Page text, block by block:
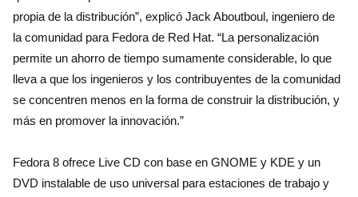
propia de la distribución”, explicó Jack Aboutboul, ingeniero de
la comunidad para Fedora de Red Hat. “La personalización
permite un ahorro de tiempo sumamente considerable, lo que
lleva a que los ingenieros y los contribuyentes de la comunidad
se concentren menos en la forma de construir la distribución, y
más en promover la innovación.”
Fedora 8 ofrece Live CD con base en GNOME y KDE y un
DVD instalable de uso universal para estaciones de trabajo y